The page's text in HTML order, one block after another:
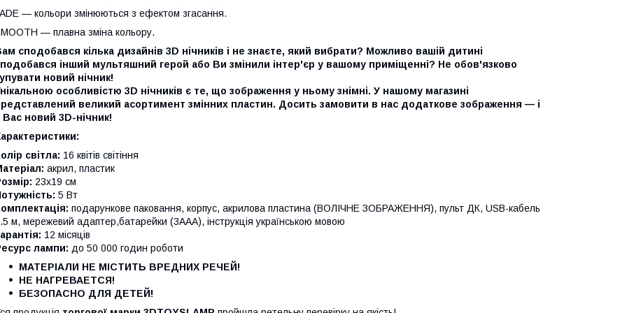
— кольори змінюються з ефектом згасання.
— плавна зміна кольору.
сподобався кілька дизайнів 3D нічників і не знаєте, який вибрати? Можливо вашій дитині
інший мультяшний герой або Ви змінили інтер'єр у вашому приміщенні? Не обов'язково
новий нічник!
особливістю 3D нічників є те, що зображення у ньому знімні. У нашому магазині
великий асортимент змінних пластин. Досить замовити в нас додаткове зображення — і
Вас новий 3D-нічник!
світла: 16 квітів світіння
акрил, пластик
23х19 см
5 Вт
подарункове паковання, корпус, акрилова пластина (ВОЛІЧНЕ ЗОБРАЖЕННЯ), пульт ДК, USB-кабель
м, мережевий адаптер,батарейки (3ААА), інструкція українською мовою
12 місяців
лампи: до 50 000 годин роботи
МАТЕРІАЛИ НЕ МІСТИТЬ ВРЕДНИХ РЕЧЕЙ!
НЕ НАГРЕВАЕТСЯ!
БЕЗОПАСНО ДЛЯ ДЕТЕЙ!